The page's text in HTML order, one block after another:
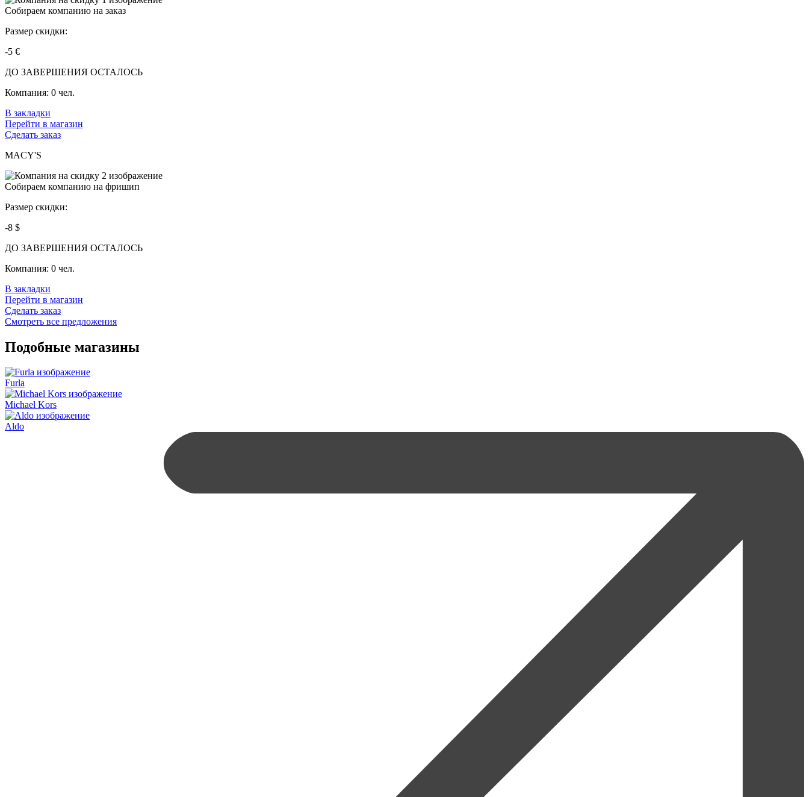
Собираем компанию на заказ
Размер скидки:
-5 €
ДО ЗАВЕРШЕНИЯ ОСТАЛОСЬ
Компания: 0 чел.
В закладки
Перейти в магазин
Сделать заказ
MACY'S
Собираем компанию на фришип
Размер скидки:
-8 $
ДО ЗАВЕРШЕНИЯ ОСТАЛОСЬ
Компания: 0 чел.
В закладки
Перейти в магазин
Сделать заказ
Смотреть все предложения
Подобные магазины
Furla
Michael Kors
Aldo